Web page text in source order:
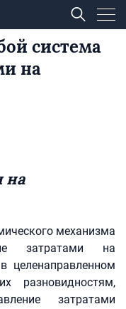
система
на
на
механизма
затратами на
целенаправленном
разновидностям,
затратами